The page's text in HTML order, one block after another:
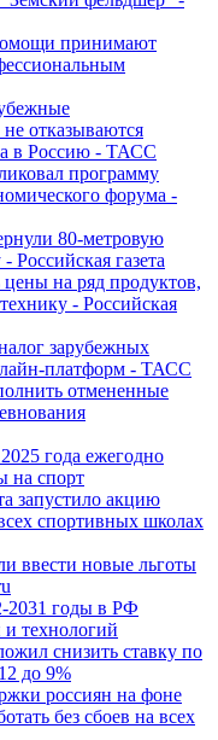
принимают
отказываются
в Россию - ТАСС
программу
форума -
80-метровую
Российская газета
на ряд продуктов,
- Российская
зарубежных
платформ - ТАСС
отмененные
года ежегодно
на спорт
запустило акцию
спортивных школах
ввести новые льготы
2031 годы в РФ
и технологий
снизить ставку по
до 9%
россиян на фоне
без сбоев на всех